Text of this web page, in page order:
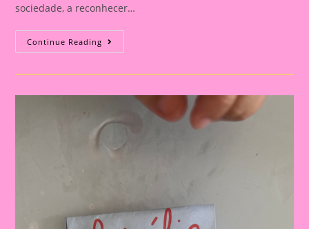
sociedade, a reconhecer…
Continue Reading Atividade
Com